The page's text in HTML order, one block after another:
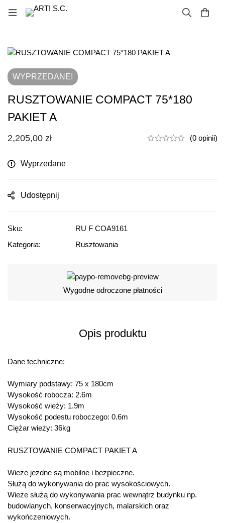
WYPRZEDANE!
RUSZTOWANIE COMPACT 75*180
PAKIET A
2,205,00 zł (0 opinii)
Wyprzedane
Udostępnij
Sku:
RU F COA9161
Kategoria:
Rusztowania
Wygodne odroczone płatności
Opis produktu
Dane techniczne:
Wymiary podstawy: 75 x 180cm
Wysokość robocza: 2.6m
Wysokość wieży: 1.9m
Wysokość podestu roboczego: 0.6m
Ciężar wieży: 36kg
RUSZTOWANIE COMPACT PAKIET A
Wieże jezdne są mobilne i bezpieczne.
Służą do wykonywania do prac wysokościowych.
Wieże służą do wykonywania prac wewnątrz budynku np.
budowlanych, konserwacyjnych, malarskich oraz
wykończeniowych.